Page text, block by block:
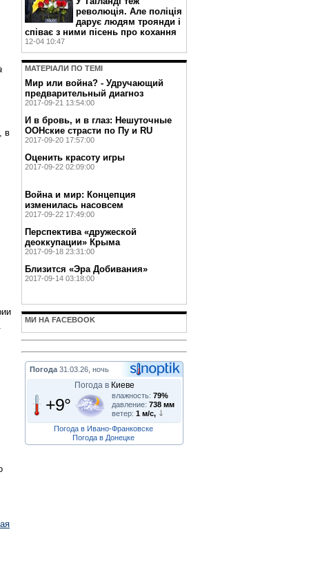
в
революція. Але поліція
дарує людям троянди і
співає з ними пісень про кохання
12-04 10:47
МАТЕРIАЛИ ПО ТЕМI
Мир или война? - Удручающий
предварительный диагноз
2017-09-21 13:54:00
И в бровь, и в глаз: Нешуточные
ООНские страсти по Пу и RU
2017-09-20 17:57:00
Оценить красоту игры
2017-09-22 02:09:00
Война и мир: Концепция
изменилась насовсем
2017-09-22 17:49:00
Перспектива «дружеской
деоккупации» Крыма
2017-09-18 23:31:00
Близится «Эра Добивания»
2017-09-14 03:18:00
МИ НА FACEBOOK
Погода 31.03.26, ночь
Погода в Киеве
+9° влажность: 79%
давление: 738 мм
ветер: 1 м/с,
Погода в Ивано-Франковске
Погода в Донецке